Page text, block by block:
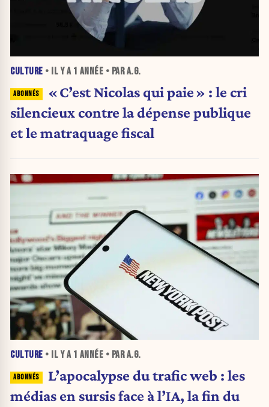
CULTURE • IL Y A 1 ANNÉE • PAR A.G.
« C’est Nicolas qui paie » : le cri
silencieux contre la dépense publique
et le matraquage fiscal
CULTURE • IL Y A 1 ANNÉE • PAR A.G.
L’apocalypse du trafic web : les
médias en sursis face à l’IA, la fin du